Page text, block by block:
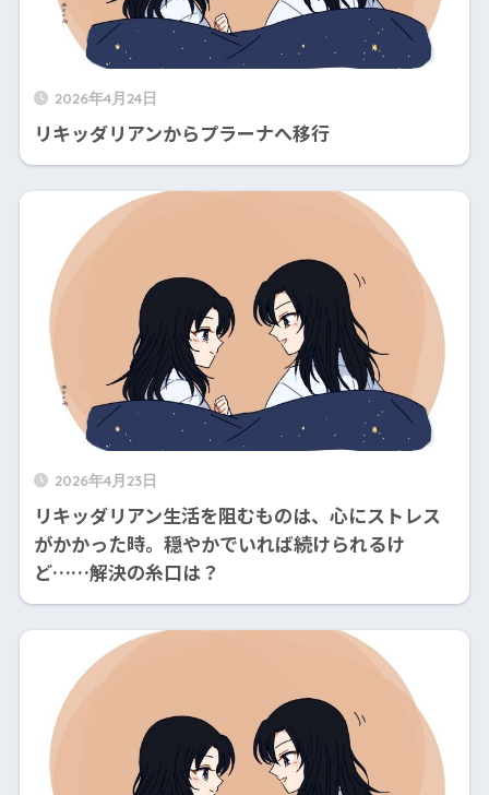
2026年4月24日
リキッダリアンからプラーナへ移行
2026年4月23日
リキッダリアン生活を阻むものは、心にストレス
がかかった時。穏やかでいれば続けられるけ
ど……解決の糸口は？